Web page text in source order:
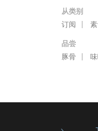
从类别
订阅
品尝
豚骨